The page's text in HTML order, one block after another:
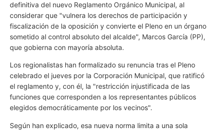
definitiva del nuevo Reglamento Orgánico Municipal, al
considerar que "vulnera los derechos de participación y
fiscalización de la oposición y convierte el Pleno en un órgano
sometido al control absoluto del alcalde", Marcos García (PP),
que gobierna con mayoría absoluta.
Los regionalistas han formalizado su renuncia tras el Pleno
celebrado el jueves por la Corporación Municipal, que ratificó
el reglamento y, con él, la "restricción injustificada de las
funciones que corresponden a los representantes públicos
elegidos democráticamente por los vecinos".
Según han explicado, esa nueva norma limita a una sola